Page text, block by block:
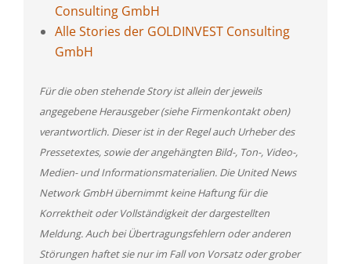
Consulting GmbH
Alle Stories der GOLDINVEST Consulting
GmbH
Für die oben stehende Story ist allein der jeweils
angegebene Herausgeber (siehe Firmenkontakt oben)
verantwortlich. Dieser ist in der Regel auch Urheber des
Pressetextes, sowie der angehängten Bild-, Ton-, Video-,
Medien- und Informationsmaterialien. Die United News
Network GmbH übernimmt keine Haftung für die
Korrektheit oder Vollständigkeit der dargestellten
Meldung. Auch bei Übertragungsfehlern oder anderen
Störungen haftet sie nur im Fall von Vorsatz oder grober